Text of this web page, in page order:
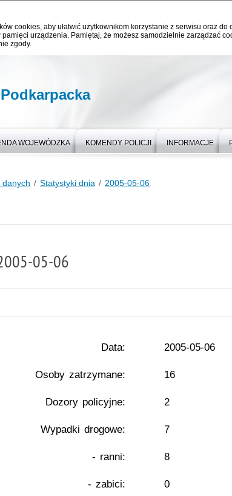
cookies, aby ułatwić użytkownikom korzystanie z serwisu oraz
urządzenia. Pamiętaj, że możesz samodzielnie zarządzać
zgody.
WOJEWÓDZKA KOMENDY POLICJI INFORMACJE
danych Statystyki dnia 2005-05-06
05-06
Data: 2005-05-06
Osoby zatrzymane: 16
Dozory policyjne: 2
Wypadki drogowe: 7
- ranni: 8
- zabici: 0